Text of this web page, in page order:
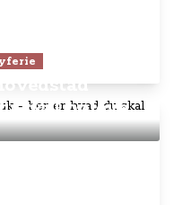
skal opleve